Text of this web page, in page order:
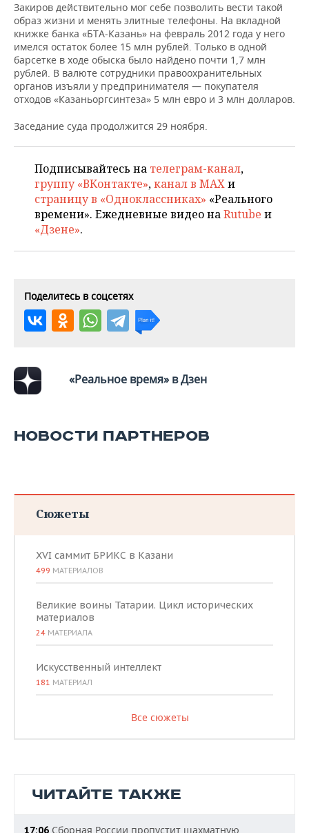
Закиров действительно мог себе позволить вести такой
образ жизни и менять элитные телефоны. На вкладной
книжке банка «БТА-Казань» на февраль 2012 года у него
имелся остаток более 15 млн рублей. Только в одной
барсетке в ходе обыска было найдено почти 1,7 млн
рублей. В валюте сотрудники правоохранительных
органов изъяли у предпринимателя — покупателя
отходов «Казаньоргсинтеза» 5 млн евро и 3 млн долларов.
Заседание суда продолжится 29 ноября.
Подписывайтесь на телеграм-канал,
группу «ВКонтакте»,канал в MAXи
страницу в «Одноклассниках» «Реального
времени». Ежедневные видео наRutube и
«Дзене».
Поделитесь в соцсетях
«Реальное время» в Дзен
НОВОСТИ ПАРТНЕРОВ
Сюжеты
XVI саммит БРИКС в Казани
499 МАТЕРИАЛОВ
Великие воины Татарии. Цикл исторических
материалов
24 МАТЕРИАЛА
Искусственный интеллект
181 МАТЕРИАЛ
Все сюжеты
ЧИТАЙТЕ ТАКЖЕ
17:06 Сборная России пропустит шахматную